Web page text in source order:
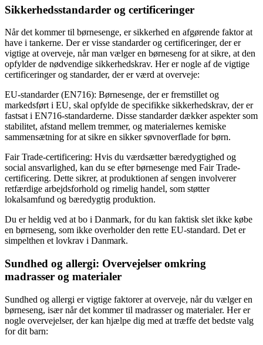
Sikkerhedsstandarder og certificeringer
Når det kommer til børnesenge, er sikkerhed en afgørende faktor at
have i tankerne. Der er visse standarder og certificeringer, der er
vigtige at overveje, når man vælger en børneseng for at sikre, at den
opfylder de nødvendige sikkerhedskrav. Her er nogle af de vigtige
certificeringer og standarder, der er værd at overveje:
EU-standarder (EN716): Børnesenge, der er fremstillet og
markedsført i EU, skal opfylde de specifikke sikkerhedskrav, der er
fastsat i EN716-standarderne. Disse standarder dækker aspekter som
stabilitet, afstand mellem tremmer, og materialernes kemiske
sammensætning for at sikre en sikker søvnoverflade for børn.
Fair Trade-certificering: Hvis du værdsætter bæredygtighed og
social ansvarlighed, kan du se efter børnesenge med Fair Trade-
certificering. Dette sikrer, at produktionen af sengen involverer
retfærdige arbejdsforhold og rimelig handel, som støtter
lokalsamfund og bæredygtig produktion.
Du er heldig ved at bo i Danmark, for du kan faktisk slet ikke købe
en børneseng, som ikke overholder den rette EU-standard. Det er
simpelthen et lovkrav i Danmark.
Sundhed og allergi: Overvejelser omkring
madrasser og materialer
Sundhed og allergi er vigtige faktorer at overveje, når du vælger en
børneseng, især når det kommer til madrasser og materialer. Her er
nogle overvejelser, der kan hjælpe dig med at træffe det bedste valg
for dit barn: